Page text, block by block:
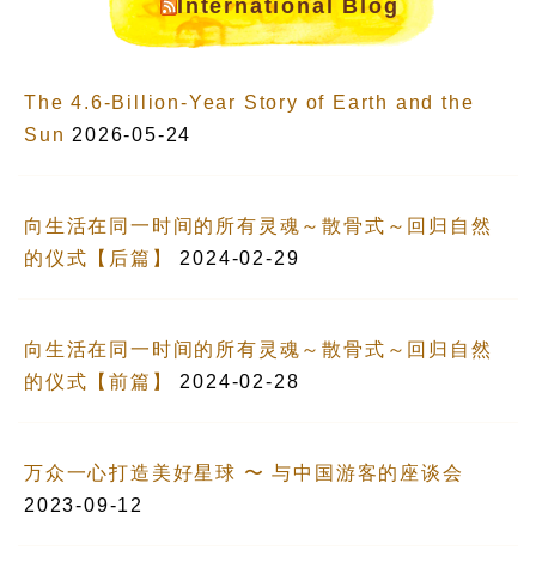
International Blog
The 4.6-Billion-Year Story of Earth and the
Sun 2026-05-24
向生活在同一时间的所有灵魂～散骨式～回归自然
的仪式【后篇】
2024-02-29
向生活在同一时间的所有灵魂～散骨式～回归自然
的仪式【前篇】
2024-02-28
万众一心打造美好星球 〜 与中国游客的座谈会
2023-09-12